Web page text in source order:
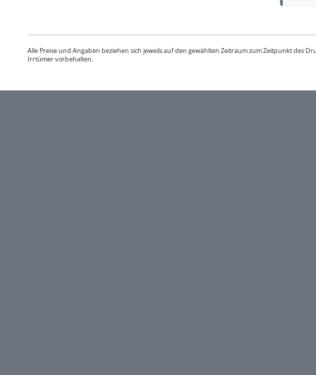
Alle Preise und Angaben beziehen sich jeweils auf den gewählten Zeitraum zum Zeitpunkt des
Irrtümer vorbehalten.